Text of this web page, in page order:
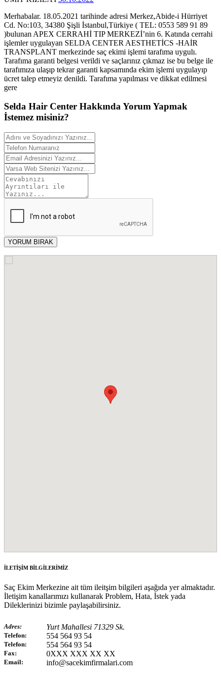
Merhabalar. 18.05.2021 tarihinde adresi Merkez,Abide-i Hürriyet
Cd. No:103, 34380 Şişli İstanbul,Türkiye ( TEL: 0553 589 91 89
)bulunan APEX CERRAHİ TIP MERKEZİ’nin 6. Katında cerrahi
işlemler uygulayan SELDA CENTER AESTHETİCS -HAİR
TRANSPLANT merkezinde saç ekimi işlemi tarafıma uygulı.
Tarafıma garanti belgesi verildi ve saçlarınız çıkmaz ise bu belge ile
tarafımıza ulaşıp tekrar garanti kapsamında ekim işlemi uygulayıp
ücret talep etmeyiz denildi. Tarafıma yapılması ve dikkat edilmesi
gere
Selda Hair Center HakkındaYorumYapmak
İstemez misiniz?
YORUM BIRAK
İLETİŞİM BİLGİLERİMİZ
Saç Ekim Merkezine ait tüm ileitşim bilgileri aşağıda yer almaktadır.
İletişim kanallarımızı kullanarak Problem, Hata, İstek yada
Dileklerinizi bizimle paylaşabilirsiniz.
Adres: Yurt Mahallesi 71329 Sk.
Telefon: 554 564 93 54
Telefon: 554 564 93 54
Fax: 0XXX XXX XX XX
Email: info@sacekimfirmalari.com